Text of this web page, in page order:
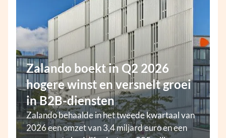
Zalando boekt in Q2 2026
hogere winst en versnelt groei
in B2B-diensten
Zalando behaalde in het tweede kwartaal van
2026 een omzet van 3,4 miljard euro en een